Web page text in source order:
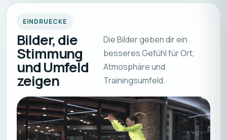
EINDRUECKE
Bilder, die
Stimmung
und Umfeld
zeigen
Die Bilder geben dir ein
besseres Gefühl für Ort,
Atmosphäre und
Trainingsumfeld.